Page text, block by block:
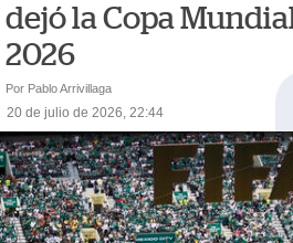
dejó la Copa
2026
Por Pablo Arrivillaga
20 de julio de 2026, 22:44